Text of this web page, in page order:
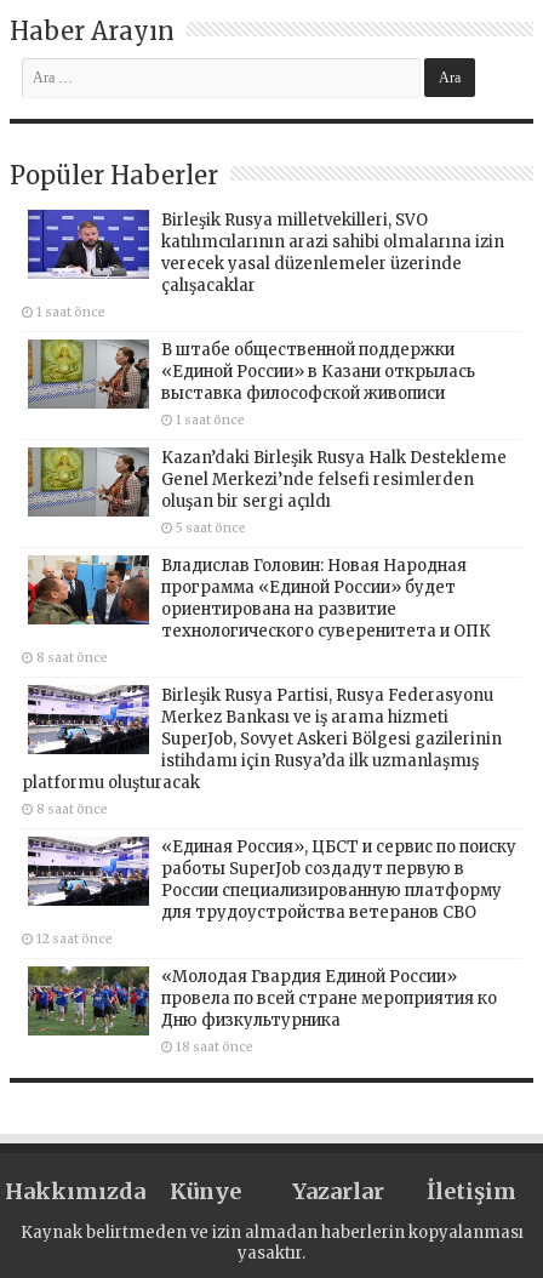
Haber Arayın
Popüler Haberler
Birleşik Rusya milletvekilleri, SVO
katılımcılarının arazi sahibi olmalarına izin
verecek yasal düzenlemeler üzerinde
çalışacaklar
1 saat önce
В штабе общественной поддержки
«Единой России» в Казани открылась
выставка философской живописи
1 saat önce
Kazan’daki Birleşik Rusya Halk Destekleme
Genel Merkezi’nde felsefi resimlerden
oluşan bir sergi açıldı
5 saat önce
Владислав Головин: Новая Народная
программа «Единой России» будет
ориентирована на развитие
технологического суверенитета и ОПК
8 saat önce
Birleşik Rusya Partisi, Rusya Federasyonu
Merkez Bankası ve iş arama hizmeti
SuperJob, Sovyet Askeri Bölgesi gazilerinin
istihdamı için Rusya’da ilk uzmanlaşmış
platformu oluşturacak
8 saat önce
«Единая Россия», ЦБСТ и сервис по поиску
работы SuperJob создадут первую в
России специализированную платформу
для трудоустройства ветеранов СВО
12 saat önce
«Молодая Гвардия Единой России»
провела по всей стране мероприятия ко
Дню физкультурника
18 saat önce
Hakkımızda Künye Yazarlar İletişim
Kaynak belirtmeden ve izin almadan haberlerin kopyalanması
yasaktır.